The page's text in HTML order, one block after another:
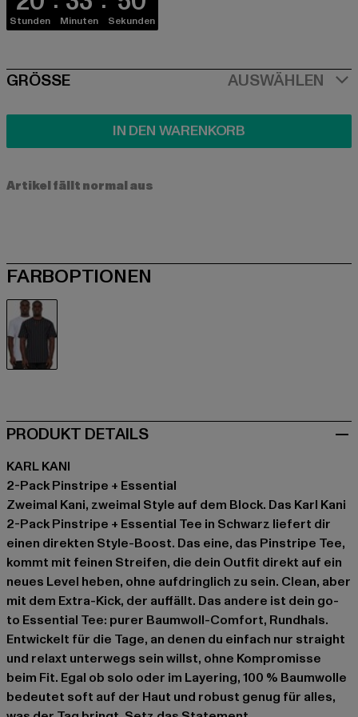
Stunden Minuten Sekunden
SIZE
GRÖSSE AUSWÄHLEN
IN DEN WARENKORB
Artikel fällt normal aus
FARBOPTIONEN
PRODUKT DETAILS
KARL KANI
2-Pack Pinstripe + Essential
Zweimal Kani, zweimal Style auf dem Block. Das Karl Kani
2-Pack Pinstripe + Essential Tee in Schwarz liefert dir
einen direkten Style-Boost. Das eine, das Pinstripe Tee,
kommt mit feinen Streifen, die dein Outfit direkt auf ein
neues Level heben, ohne aufdringlich zu sein. Clean, aber
mit dem Extra-Kick, der auffällt. Das andere ist dein go-
to Essential Tee: purer Baumwoll-Comfort, Rundhals.
Entwickelt für die Tage, an denen du einfach nur straight
und relaxt unterwegs sein willst, ohne Kompromisse
beim Fit. Egal ob solo oder im Layering, 100 % Baumwolle
bedeutet soft auf der Haut und robust genug für alles,